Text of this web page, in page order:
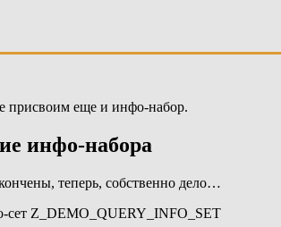
присвоим еще и инфо-набор.
инфо-набора
теперь, собственно дело…
сет Z_DEMO_QUERY_INFO_SET